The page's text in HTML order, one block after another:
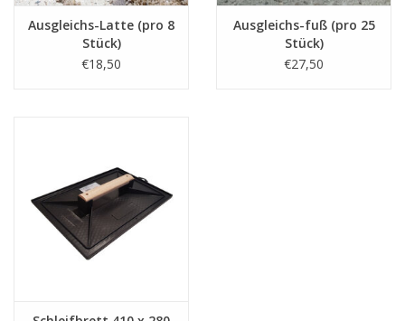
Ausgleichs-Latte (pro 8
Stück)
€18,50
Ausgleichs-fuß (pro 25
Stück)
€27,50